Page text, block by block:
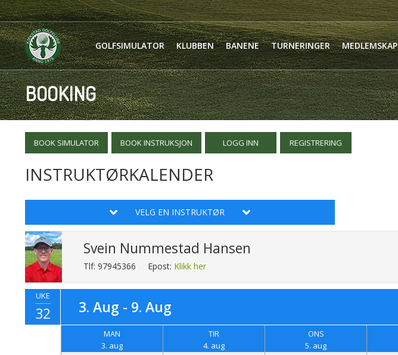
GOLFSIMULATOR KLUBBEN BANENE TURNERINGER MEDLEMSKAP
BOOKING
BOOK SIMULATOR BOOK INSTRUKSJON LOGG INN REGISTRERING
INSTRUKTØRKALENDER
VELG EN INSTRUKTØR
Svein Nummestad Hansen
Tlf: 97945366 Epost: Klikk her
UKE
32 3. Aug - 9. Aug
MAN
3. aug
TIR
4. aug
ONS
5. aug